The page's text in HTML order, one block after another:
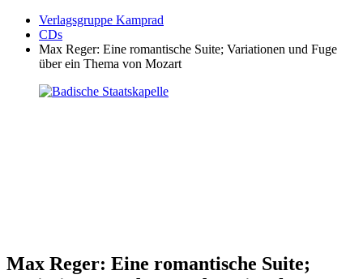
Verlagsgruppe Kamprad
CDs
Max Reger: Eine romantische Suite; Variationen und Fuge
über ein Thema von Mozart
Max Reger: Eine romantische Suite;